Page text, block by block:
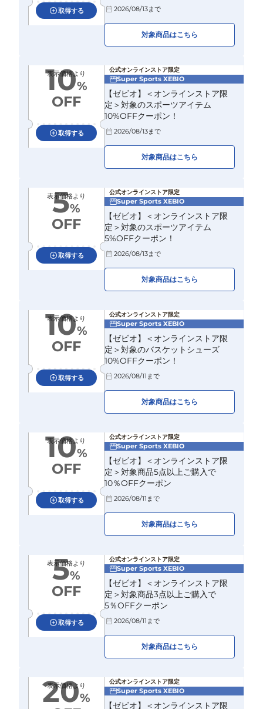
取得する 2026/08/13まで
対象商品はこちら
表示価格より
10%
OFF
取得する
公式オンラインストア限定
Super Sports XEBIO
【ゼビオ】＜オンラインストア限
定＞対象のスポーツアイテム
10%OFFクーポン！
2026/08/13まで
対象商品はこちら
表示価格より
5%
OFF
取得する
公式オンラインストア限定
Super Sports XEBIO
【ゼビオ】＜オンラインストア限
定＞対象のスポーツアイテム
5%OFFクーポン！
2026/08/13まで
対象商品はこちら
表示価格より
10%
OFF
取得する
公式オンラインストア限定
Super Sports XEBIO
【ゼビオ】＜オンラインストア限
定＞対象のバスケットシューズ
10%OFFクーポン！
2026/08/11 まで
対象商品はこちら
表示価格より
10%
OFF
取得する
公式オンラインストア限定
Super Sports XEBIO
【ゼビオ】＜オンラインストア限
定＞対象商品5点以上ご購入で
10％OFFクーポン
2026/08/11 まで
対象商品はこちら
表示価格より
5%
OFF
取得する
公式オンラインストア限定
Super Sports XEBIO
【ゼビオ】＜オンラインストア限
定＞対象商品3点以上ご購入で
5％OFFクーポン
2026/08/11 まで
対象商品はこちら
表示価格より
20%
公式オンラインストア限定
Super Sports XEBIO
【ゼビオ】＜オンラインストア限